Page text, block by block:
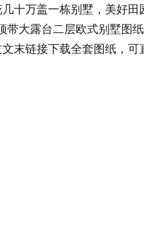
十万盖一栋别墅，美好
带大露台二层欧式别墅图
末链接下载全套图纸，可